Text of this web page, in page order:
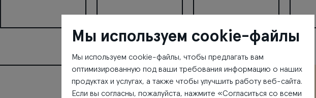
Toy’s Planet/ KidZone TRAVEL BAG Triumph Таромат
Мы используем cookie-файлы
Мы используем cookie-файлы, чтобы предлагать вам
оптимизированную под ваши требования информацию о наших
продуктах и услугах, а также чтобы улучшить работу веб-сайта.
Если вы согласны, пожалуйста, нажмите «Согласиться со всеми